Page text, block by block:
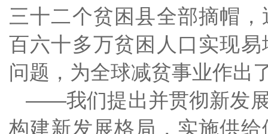
三十二个贫困县全部摘帽
百六十多万贫困人口实现
问题，为全球减贫事业作出
——我们提出并贯彻新发
构建新发展格局，实施供